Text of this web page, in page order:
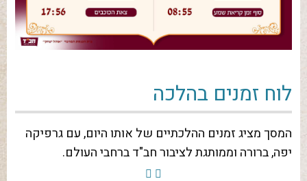
לוח זמנים בהלכה
המסך מציג זמנים ההלכתיים של אותו היום, עם גרפיקה
יפה, ברורה וממותגת לציבור חב"ד ברחבי העולם.